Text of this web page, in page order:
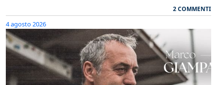
2 COMMENTI
4 agosto 2026